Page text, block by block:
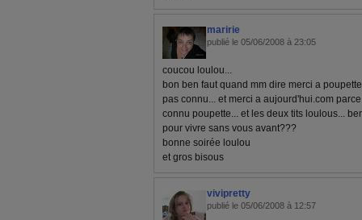
maririe
publié le 05/06/2008 à 23:05
coucou loulou...
bon ben faut quand mm dire merci a
pas connu... et merci a aujourd'hui.com
connu poupette... et les deux tits loulous...
pour vivre sans vous avant???
bonne soirée loulou
et gros bisous
vivipretty
publié le 05/06/2008 à 12:57